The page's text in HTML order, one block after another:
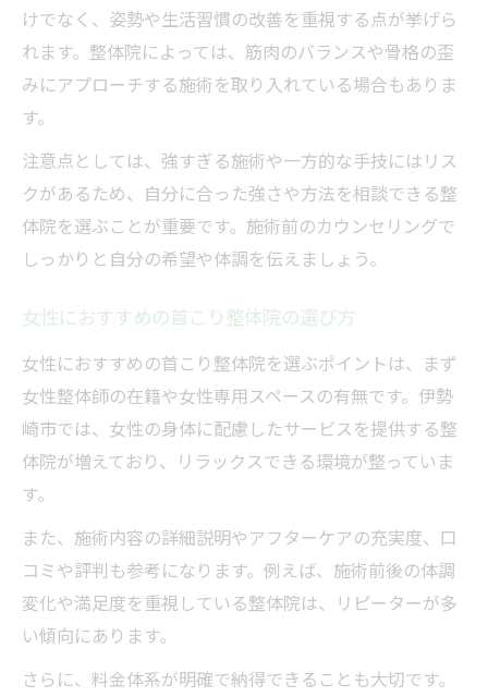
けでなく、姿勢や生活習慣の改善を重視する点が挙げら
れます。整体院によっては、筋肉のバランスや骨格の歪
みにアプローチする施術を取り入れている場合もありま
す。
注意点としては、強すぎる施術や一方的な手技にはリス
クがあるため、自分に合った強さや方法を相談できる整
体院を選ぶことが重要です。施術前のカウンセリングで
しっかりと自分の希望や体調を伝えましょう。
女性におすすめの首こり整体院の選び方
女性におすすめの首こり整体院を選ぶポイントは、まず
女性整体師の在籍や女性専用スペースの有無です。伊勢
崎市では、女性の身体に配慮したサービスを提供する整
体院が増えており、リラックスできる環境が整っていま
す。
また、施術内容の詳細説明やアフターケアの充実度、口
コミや評判も参考になります。例えば、施術前後の体調
変化や満足度を重視している整体院は、リピーターが多
い傾向にあります。
さらに、料金体系が明確で納得できることも大切です。